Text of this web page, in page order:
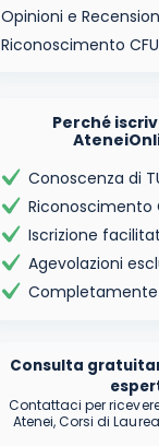
Opinioni e
Riconoscimento CFU
Perché
Conoscenza di
Riconoscimento
Iscrizione
Agevolazioni
Completamente
Consulta
Contattaci per
Atenei, Corsi di